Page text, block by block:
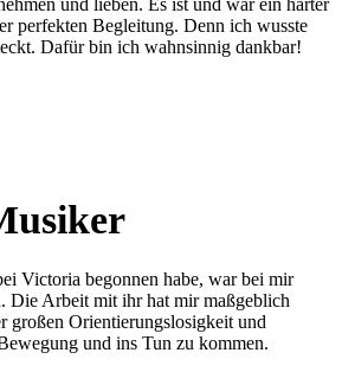
perfekten Begleitung. Denn ich wusste
Dafür bin ich wahnsinnig dankbar!
Victoria begonnen habe, war bei mir
Die Arbeit mit ihr hat mir maßgeblich
großen Orientierungslosigkeit und
und ins Tun zu kommen.